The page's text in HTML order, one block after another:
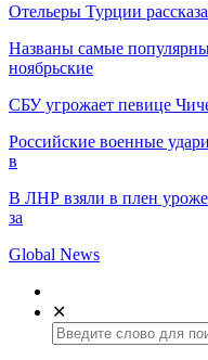
Отельеры Турции
Названы самые
ноябрьские
СБУ угрожает певице
Российские военные
в
В ЛНР взяли в плен
за
Global News
✕